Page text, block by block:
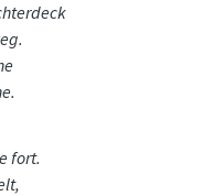
fort.